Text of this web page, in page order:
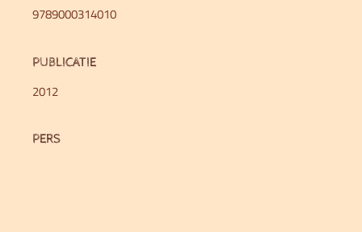
9789000314010
PUBLICATIE
2012
PERS